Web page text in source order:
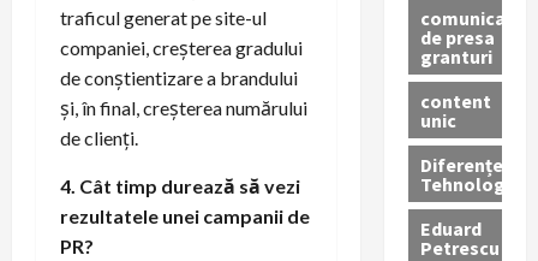
traficul generat pe site-ul
companiei, creșterea gradului
de conștientizare a brandului
și, în final, creșterea numărului
de clienți.
4. Cât timp durează să vezi
rezultatele unei campanii de
PR?
comunicate
de presa
granturi
content
unic
Diferențe
Tehnologice
Eduard
Petrescu